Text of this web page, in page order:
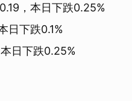
，本日下跌0.25%
日下跌0.1%
日下跌0.25%